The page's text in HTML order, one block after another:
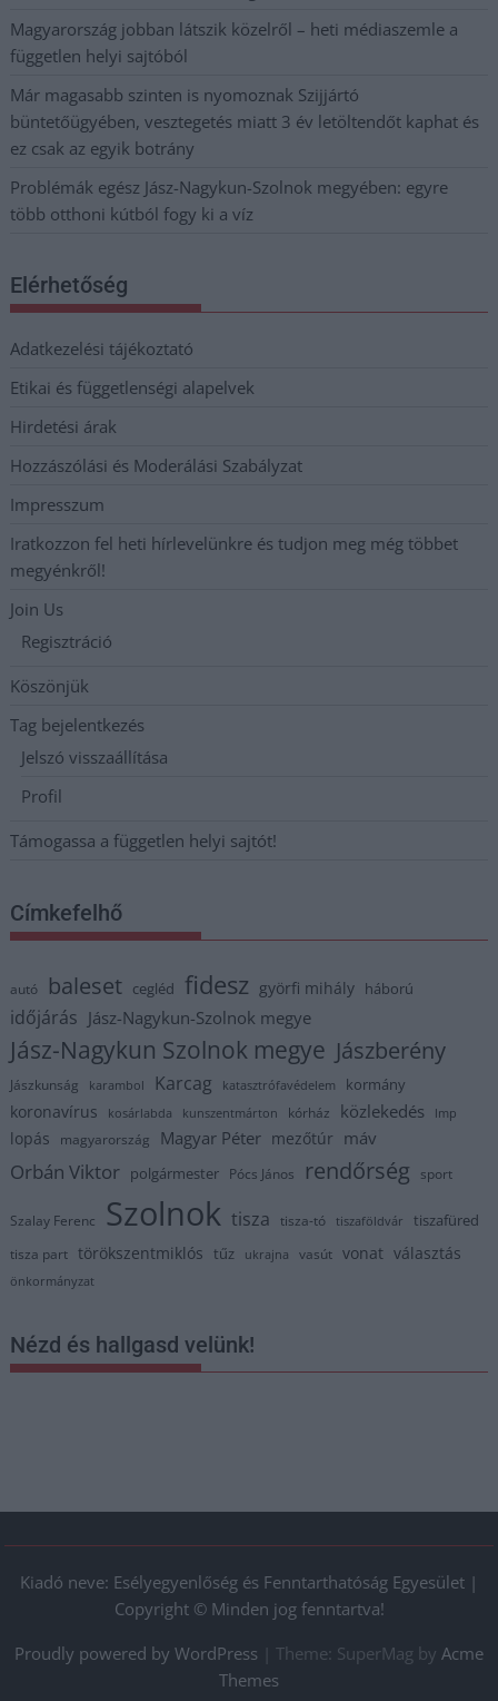
Magyarország jobban látszik közelről – heti médiaszemle a
független helyi sajtóból
Már magasabb szinten is nyomoznak Szijjártó
büntetőügyében, vesztegetés miatt 3 év letöltendőt kaphat és
ez csak az egyik botrány
Problémák egész Jász-Nagykun-Szolnok megyében: egyre
több otthoni kútból fogy ki a víz
Elérhetőség
Adatkezelési tájékoztató
Etikai és függetlenségi alapelvek
Hirdetési árak
Hozzászólási és Moderálási Szabályzat
Impresszum
Iratkozzon fel heti hírlevelünkre és tudjon meg még többet
megyénkről!
Join Us
Regisztráció
Köszönjük
Tag bejelentkezés
Jelszó visszaállítása
Profil
Támogassa a független helyi sajtót!
Címkefelhő
autó baleset cegléd fidesz györfi mihály háború
időjárás Jász-Nagykun-Szolnok megye
Jász-Nagykun Szolnok megye Jászberény
Jászkunság karambol Karcag katasztrófavédelem kormány
koronavírus kosárlabda kunszentmárton kórház közlekedés lmp
lopás magyarország Magyar Péter mezőtúr máv
Orbán Viktor polgármester Pócs János rendőrség sport
Szalay Ferenc Szolnok tisza tisza-tó tiszaföldvár tiszafüred
tisza part törökszentmiklós tűz ukrajna vasút vonat választás
önkormányzat
Nézd és hallgasd velünk!
Kiadó neve: Esélyegyenlőség és Fenntarthatóság Egyesület |
Copyright © Minden jog fenntartva!
Proudly powered by WordPress
Theme: SuperMag by Acme
Themes